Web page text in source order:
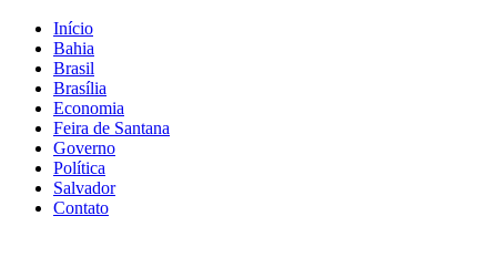
Início
Bahia
Brasil
Brasília
Economia
Feira de Santana
Governo
Política
Salvador
Contato